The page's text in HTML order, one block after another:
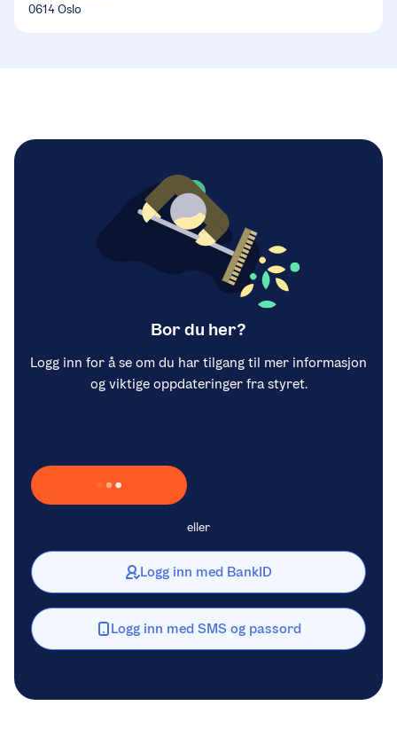
0614 Oslo
Bor du her?
Logg inn for å se om du har tilgang til mer informasjon
og viktige oppdateringer fra styret.
Laster inn Vipps …
eller
Logg inn med BankID
Logg inn med SMS og passord